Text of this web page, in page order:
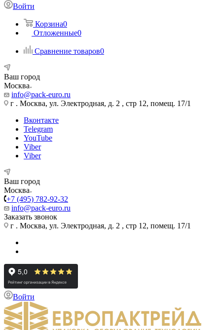
Войти
Корзина0
Отложенные0
Сравнение товаров0
Ваш город
Москва
info@pack-euro.ru
г . Москва, ул. Электродная, д. 2 , стр 12, помещ. 17/1
Вконтакте
Telegram
YouTube
Viber
Viber
Ваш город
Москва
+7 (495) 782-92-32
info@pack-euro.ru
Заказать звонок
г . Москва, ул. Электродная, д. 2 , стр 12, помещ. 17/1
Войти